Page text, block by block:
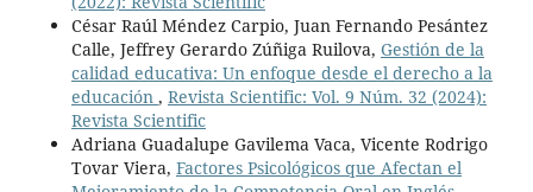
César Raúl Méndez Carpio, Juan Fernando Pesántez
Calle, Jeffrey Gerardo Zúñiga Ruilova, Gestión de la
calidad educativa: Un enfoque desde el derecho a la
educación , Revista Scientific: Vol. 9 Núm. 32 (2024):
Revista Scientific
Adriana Guadalupe Gavilema Vaca, Vicente Rodrigo
Tovar Viera, Factores Psicológicos que Afectan el